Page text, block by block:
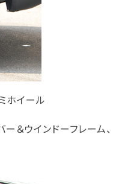
ホイール
＆ウインドーフレーム、